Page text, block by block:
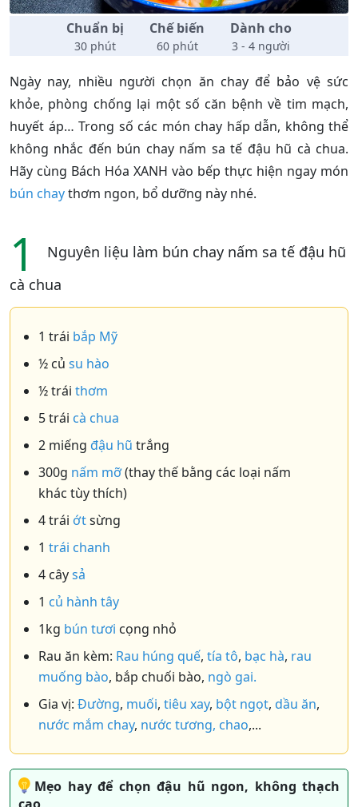
Chuẩn bị
30 phút
Chế biến
60 phút
Dành cho
3 - 4 người
Ngày nay, nhiều người chọn ăn chay để bảo vệ sức
khỏe, phòng chống lại một số căn bệnh về tim mạch,
huyết áp… Trong số các món chay hấp dẫn, không thể
không nhắc đến bún chay nấm sa tế đậu hũ cà chua.
Hãy cùng Bách Hóa XANH vào bếp thực hiện ngay món
bún chaythơm ngon, bổ dưỡng này nhé.
1
Nguyên liệu làm bún chay nấm sa tế đậu hũ
cà chua
1 trái bắp Mỹ
½ củ su hào
½ trái thơm
5 trái cà chua
2 miếng đậu hũ trắng
300g nấm mỡ(thay thế bằng các loại nấm
khác tùy thích)
4 trái ớtsừng
1 trái chanh
4 câysả
1 củ hành tây
1kg bún tươi cọng nhỏ
Rau ăn kèm: Rau húng quế, tía tô, bạc hà, rau
muống bào, bắp chuối bào, ngò gai.
Gia vị: Đường, muối, tiêu xay, bột ngọt, dầu ăn,
nước mắm chay, nước tương, chao,...
Mẹo hay để chọn đậu hũ ngon, không thạch